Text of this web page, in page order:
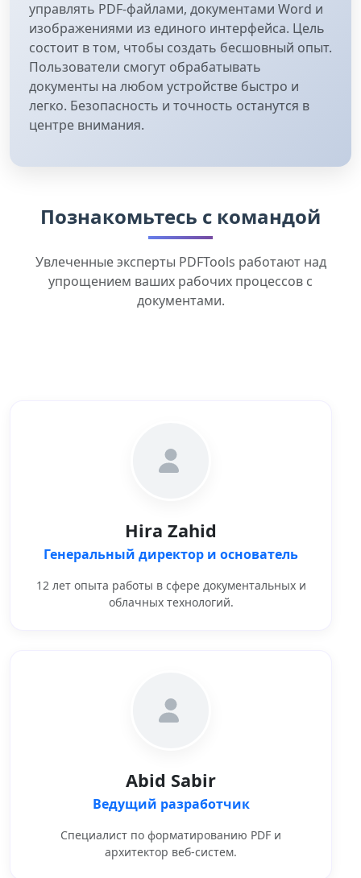
управлять PDF-файлами, документами Word и
изображениями из единого интерфейса. Цель
состоит в том, чтобы создать бесшовный опыт.
Пользователи смогут обрабатывать
документы на любом устройстве быстро и
легко. Безопасность и точность останутся в
центре внимания.
Познакомьтесь с командой
Увлеченные эксперты PDFTools работают над
упрощением ваших рабочих процессов с
документами.
Hira Zahid
Генеральный директор и основатель
12 лет опыта работы в сфере документальных и
облачных технологий.
Abid Sabir
Ведущий разработчик
Специалист по форматированию PDF и
архитектор веб-систем.